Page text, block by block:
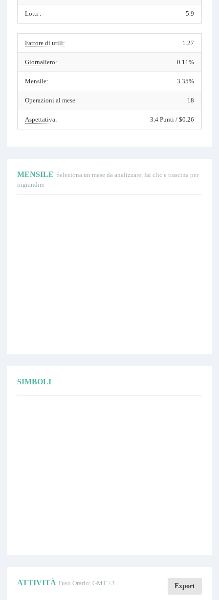
Lotti : 5.9
Fattore di utili: 1.27
Giornaliero: 0.11%
Mensile: 3.35%
Operazioni al mese 18
Aspettativa: 3.4 Punti / $0.26
MENSILE Seleziona un mese da analizzare, fai clic e trascina per
ingrandire
SIMBOLI
ATTIVITÀ Fuso Orario: GMT +3 Export